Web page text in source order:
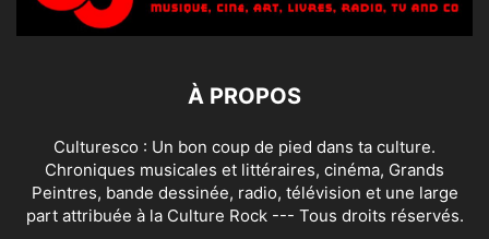
À PROPOS
Culturesco : Un bon coup de pied dans ta culture.
Chroniques musicales et littéraires, cinéma, Grands
Peintres, bande dessinée, radio, télévision et une large
part attribuée à la Culture Rock --- Tous droits réservés.